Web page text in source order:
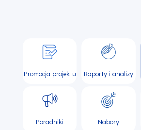
Promocja projektu Raporty i analizy
Poradniki Nabory